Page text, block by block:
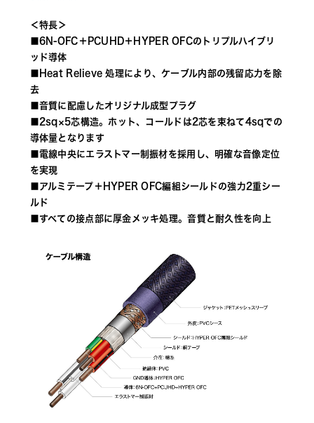
＜特長＞
■6N-OFC＋PCUHD＋HYPER OFCのトリプルハイブリ
ッド導体
■Heat Relieve 処理により、ケーブル内部の残留応力を除
去
■音質に配慮したオリジナル成型プラグ
■2sq×5芯構造。ホット、コールドは2芯を束ねて4sqでの
導体量となります
■電線中央にエラストマー制振材を採用し、明確な音像定位
を実現
■アルミテープ＋HYPER OFC編組シールドの強力2重シー
ルド
■すべての接点部に厚金メッキ処理。音質と耐久性を向上